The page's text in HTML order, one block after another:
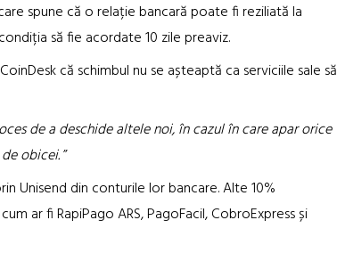
spune că o relație bancară poate fi reziliată la
să fie acordate 10 zile preaviz.
că schimbul nu se așteaptă ca serviciile sale să
de a deschide altele noi, în cazul în care apar orice
obicei.”
Unisend din conturile lor bancare. Alte 10%
ar fi RapiPago ARS, PagoFacil, CobroExpress și